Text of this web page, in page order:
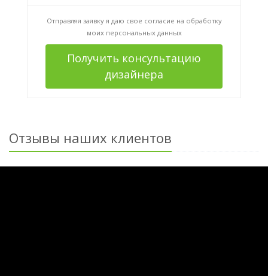
Отправляя заявку я даю свое согласие на обработку
моих персональных данных
Получить консультацию
дизайнера
Отзывы наших клиентов